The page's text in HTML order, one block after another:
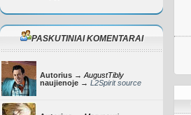
PASKUTINIAI KOMENTARAI
Autorius → AugustTibly
naujienoje → L2Spirit source